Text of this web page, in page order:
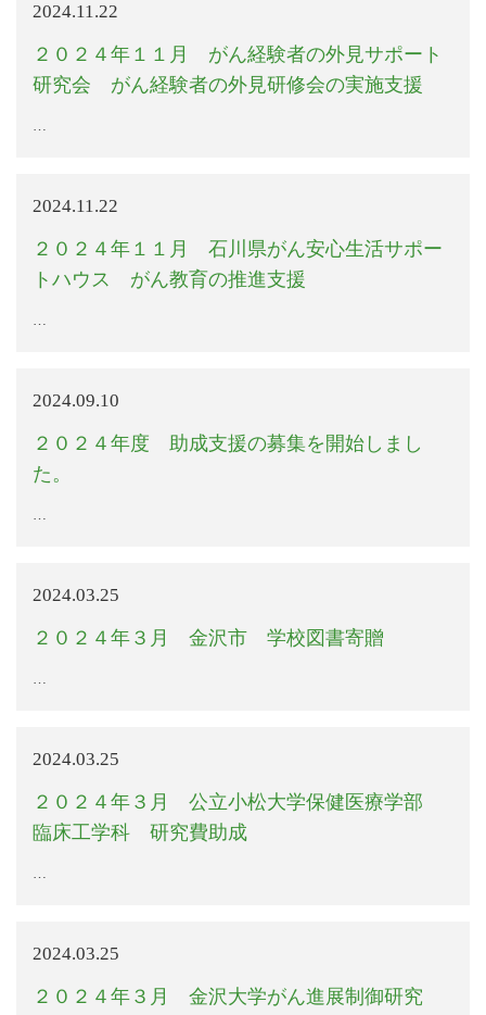
2024.11.22
２０２４年１１月 がん経験者の外見サポート
研究会 がん経験者の外見研修会の実施支援
…
2024.11.22
２０２４年１１月 石川県がん安心生活サポー
トハウス がん教育の推進支援
…
2024.09.10
２０２４年度 助成支援の募集を開始しまし
た。
…
2024.03.25
２０２４年３月 金沢市 学校図書寄贈
…
2024.03.25
２０２４年３月 公立小松大学保健医療学部
臨床工学科 研究費助成
…
2024.03.25
２０２４年３月 金沢大学がん進展制御研究